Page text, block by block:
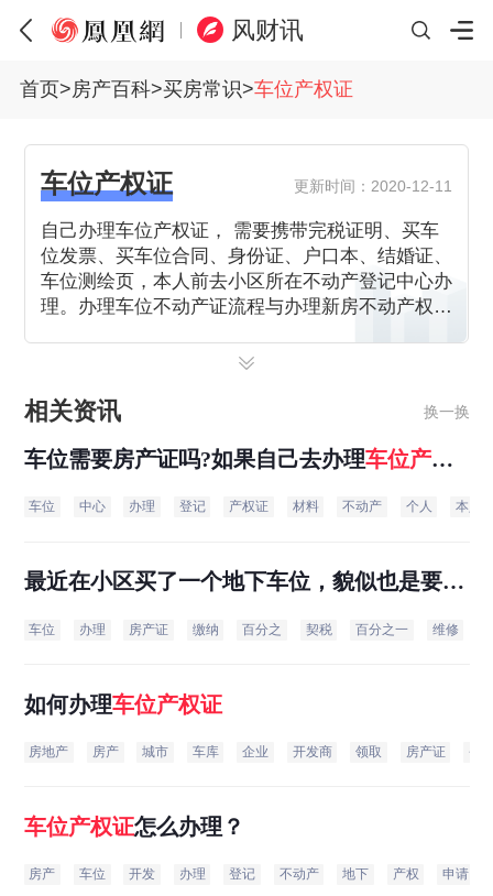
风财讯
首页>房产百科>买房常识>车位产权证
车位产权证 更新时间：2020-12-11
自己办理车位产权证， 需要携带完税证明、买车
位发票、买车位合同、身份证、户口本、结婚证、
车位测绘页，本人前去小区所在不动产登记中心办
理。办理车位不动产证流程与办理新房不动产权证
相关资讯 换一换
车位需要房产证吗?如果自己去办理车位产权
车位 中心 办理 登记 产权证 材料 不动产 个人 本人
最近在小区买了一个地下车位，貌似也是要办
车位 办理 房产证 缴纳 百分之 契税 百分之一 维修
如何办理车位产权证
房地产 房产 城市 车库 企业 开发商 领取 房产证 登
车位产权证怎么办理？
房产 车位 开发 办理 登记 不动产 地下 产权 申请